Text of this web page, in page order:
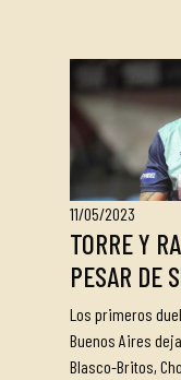
11/05/2023
TORRE Y
PESAR DE
Los primeros
Buenos Aires
Blasco-Britos,